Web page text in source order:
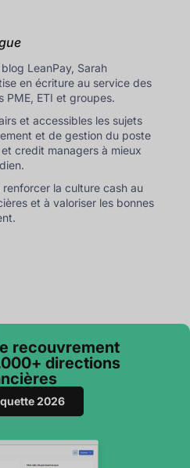
LeanPay, Sarah
en écriture au service des
PME, ETI et groupes.
et accessibles les sujets
et de gestion du poste
credit managers à mieux
la culture cash au
et à valoriser les bonnes
recouvrement
directions
2026